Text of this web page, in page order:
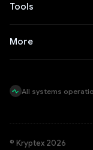
Tools
More
All systems
© Kryptex 2026